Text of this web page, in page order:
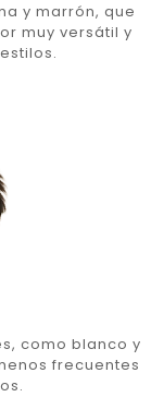
y marrón, que
muy versátil y
como blanco y
frecuentes